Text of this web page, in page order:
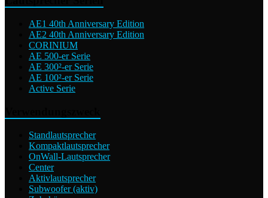
AE1 40th Anniversary Edition
AE2 40th Anniversary Edition
CORINIUM
AE 500-er Serie
AE 300²-er Serie
AE 100²-er Serie
Active Serie
Standlautsprecher
Kompaktlautsprecher
OnWall-Lautsprecher
Center
Aktivlautsprecher
Subwoofer (aktiv)